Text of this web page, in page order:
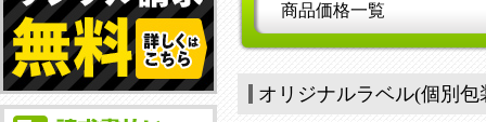
商品価格一覧
オリジナルラベル(個別